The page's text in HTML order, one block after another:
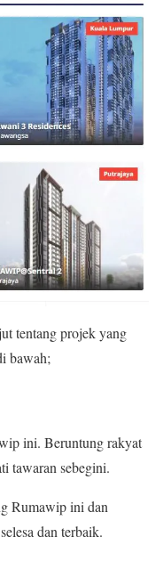
tentang projek yang
bawah;
ini. Beruntung rakyat
tawaran sebegini.
Rumawip ini dan
dan terbaik.